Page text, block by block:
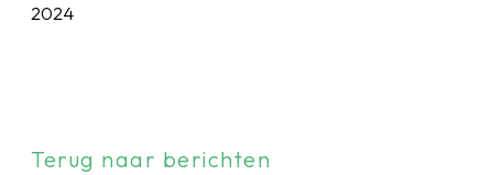
2024
Terug naar berichten